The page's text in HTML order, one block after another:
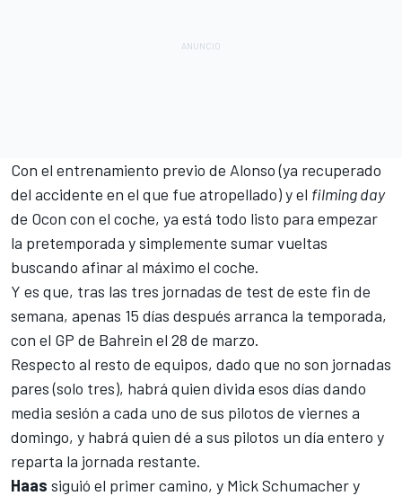
Con el entrenamiento previo de Alonso (ya recuperado
del accidente en el que fue atropellado) y el filming day
de Ocon con el coche, ya está todo listo para empezar
la pretemporada y simplemente sumar vueltas
buscando afinar al máximo el coche.
Y es que, tras las tres jornadas de test de este fin de
semana, apenas 15 días después arranca la temporada,
con el GP de Bahrein el 28 de marzo.
Respecto al resto de equipos, dado que no son jornadas
pares (solo tres), habrá quien divida esos días dando
media sesión a cada uno de sus pilotos de viernes a
domingo, y habrá quien dé a sus pilotos un día entero y
reparta la jornada restante.
Haas siguió el primer camino, y Mick Schumachery